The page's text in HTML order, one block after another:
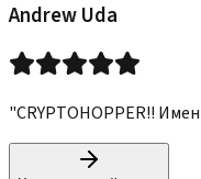
Andrew Uda
"CRYPTOHOPPER!!